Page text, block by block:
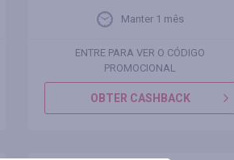
Manter 1 mês
ENTRE PARA VER O CÓDIGO
PROMOCIONAL
OBTER CASHBACK